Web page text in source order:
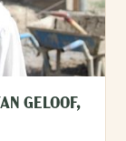
GELOOF,